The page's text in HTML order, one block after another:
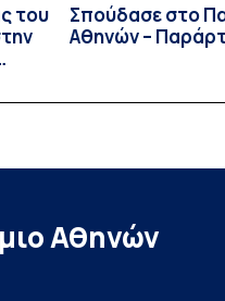
του
Σπούδασε στο
Αθηνών –
Αθηνών